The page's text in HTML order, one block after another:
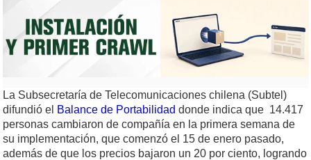
La Subsecretaría de Telecomunicaciones chilena (Subtel)
difundió el Balance de Portabilidad donde indica que 14.417
personas cambiaron de compañía en la primera semana de
su implementación, que comenzó el 15 de enero pasado,
además de que los precios bajaron un 20 por ciento, logrando